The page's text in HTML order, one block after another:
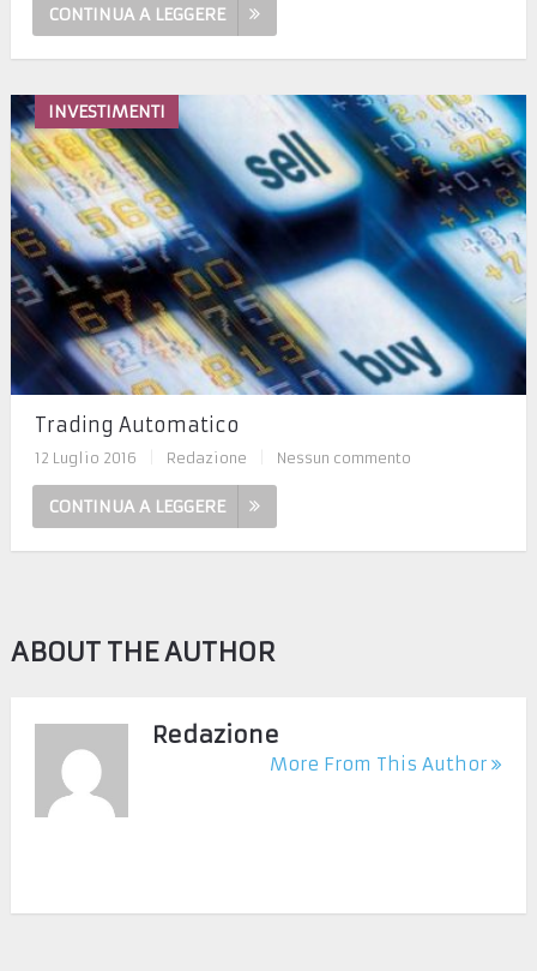
CONTINUA A LEGGERE
INVESTIMENTI
Trading Automatico
12 Luglio 2016 Redazione Nessun commento
CONTINUA A LEGGERE
ABOUT THE AUTHOR
Redazione
More From This Author